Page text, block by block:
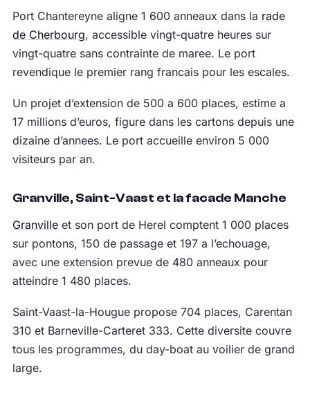
Port Chantereyne aligne 1 600 anneaux dans la rade
de Cherbourg, accessible vingt-quatre heures sur
vingt-quatre sans contrainte de maree. Le port
revendique le premier rang francais pour les escales.
Un projet d’extension de 500 a 600 places, estime a
17 millions d’euros, figure dans les cartons depuis une
dizaine d’annees. Le port accueille environ 5 000
visiteurs par an.
Granville, Saint-Vaast et la facade Manche
Granvilleet son port de Herel comptent 1 000 places
sur pontons, 150 de passage et 197 a l’echouage,
avec une extension prevue de 480 anneaux pour
atteindre 1 480 places.
Saint-Vaast-la-Hougue propose 704 places, Carentan
310 et Barneville-Carteret 333. Cette diversite couvre
tous les programmes, du day-boat au voilier de grand
large.